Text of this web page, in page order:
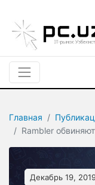
Главная
Rambler
Декабрь 19,